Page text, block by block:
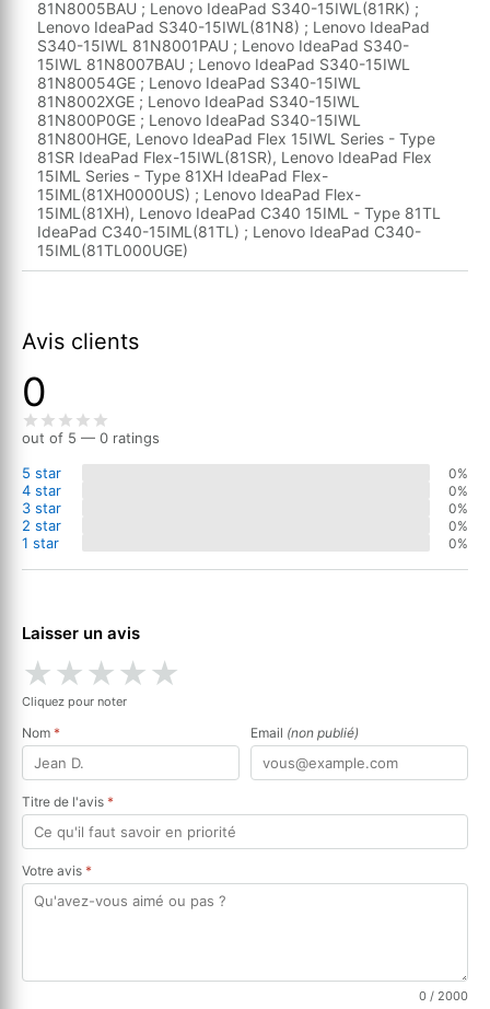
81N8005BAU ; Lenovo IdeaPad S340-15IWL(81RK) ;
Lenovo IdeaPad S340-15IWL(81N8) ; Lenovo IdeaPad
S340-15IWL 81N8001PAU ; Lenovo IdeaPad S340-
15IWL 81N8007BAU ; Lenovo IdeaPad S340-15IWL
81N80054GE ; Lenovo IdeaPad S340-15IWL
81N8002XGE ; Lenovo IdeaPad S340-15IWL
81N800P0GE ; Lenovo IdeaPad S340-15IWL
81N800HGE, Lenovo IdeaPad Flex 15IWL Series - Type
81SR IdeaPad Flex-15IWL(81SR), Lenovo IdeaPad Flex
15IML Series - Type 81XH IdeaPad Flex-
15IML(81XH0000US) ; Lenovo IdeaPad Flex-
15IML(81XH), Lenovo IdeaPad C340 15IML - Type 81TL
IdeaPad C340-15IML(81TL) ; Lenovo IdeaPad C340-
15IML(81TL000UGE)
Avis clients
0
out of 5 — 0 ratings
5 star
0%
4 star 0%
3 star 0%
2 star 0%
1 star 0%
Laisser un avis
★★★★★
Cliquez pour noter
Nom * Email (non publié)
Titre de l'avis *
Votre avis *
0 / 2000